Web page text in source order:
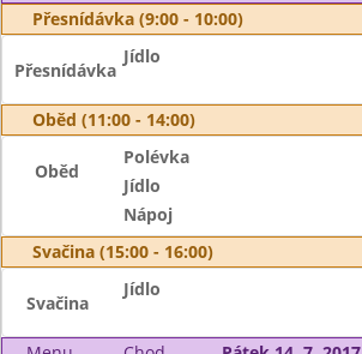
Přesnídávka (9:00 - 10:00)
Přesnídávka
Jídlo
Oběd (11:00 - 14:00)
Oběd
Polévka
Jídlo
Nápoj
Svačina (15:00 - 16:00)
Svačina
Jídlo